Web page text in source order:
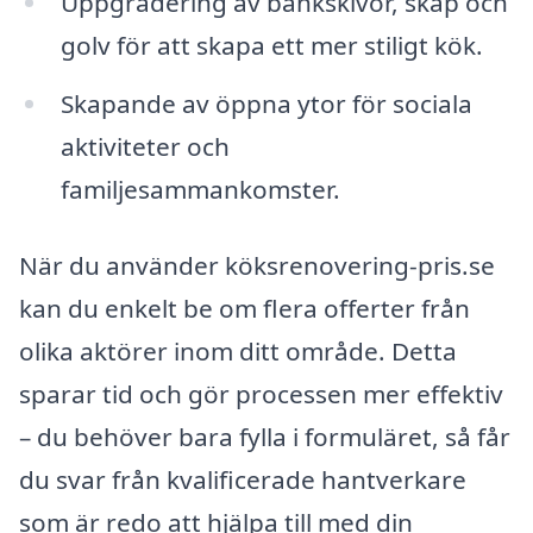
golv för att skapa ett mer stiligt kök.
Skapande av öppna ytor för sociala
aktiviteter och
familjesammankomster.
När du använder köksrenovering-pris.se
kan du enkelt be om flera offerter från
olika aktörer inom ditt område. Detta
sparar tid och gör processen mer effektiv
– du behöver bara fylla i formuläret, så får
du svar från kvalificerade hantverkare
som är redo att hjälpa till med din